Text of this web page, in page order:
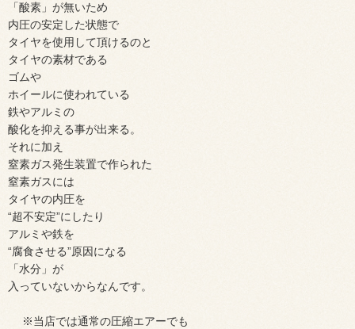
「酸素」が無いため
内圧の安定した状態で
タイヤを使用して頂けるのと
タイヤの素材である
ゴムや
ホイールに使われている
鉄やアルミの
酸化を抑える事が出来る。
それに加え
窒素ガス発生装置で作られた
窒素ガスには
タイヤの内圧を
“超不安定”にしたり
アルミや鉄を
“腐食させる”原因になる
「水分」が
入っていないからなんです。
※当店では通常の圧縮エアーでも